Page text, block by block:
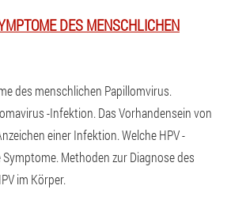
DES MENSCHLICHEN
des menschlichen Papillomvirus.
-Infektion. Das Vorhandensein von
einer Infektion. Welche HPV -
Methoden zur Diagnose des
im Körper.